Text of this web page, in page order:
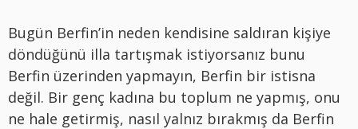
Bugün Berfin’in neden kendisine saldıran kişiye
döndüğünü illa tartışmak istiyorsanız bunu
Berfin üzerinden yapmayın, Berfin bir istisna
değil. Bir genç kadına bu toplum ne yapmış, onu
ne hale getirmiş, nasıl yalnız bırakmış da Berfin